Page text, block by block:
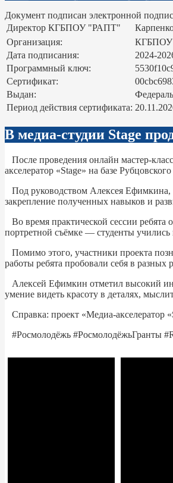
Документ подписан электронной
Директор КГБПОУ "РАПТ"
Организация:
КГБПОУ
Дата подписания:
2024-
Программный ключ:
Сертификат:
Выдан:
Период действия сертификата:
В медиа-студии Stage
После проведения онлайн мастер-
акселератор «Stage» на базе
Под руководством Алексея Ефимкина,
закрепление полученных навыков и
Во время практической сессии
портретной съёмке — студенты
Помимо этого, участники проекта
работы ребята пробовали себя в
Алексей Ефимкин отметил высокий
умение видеть красоту в деталях,
Справка: проект «Медиа-акселератор
#Росмолодёжь #РосмолодёжьГранты